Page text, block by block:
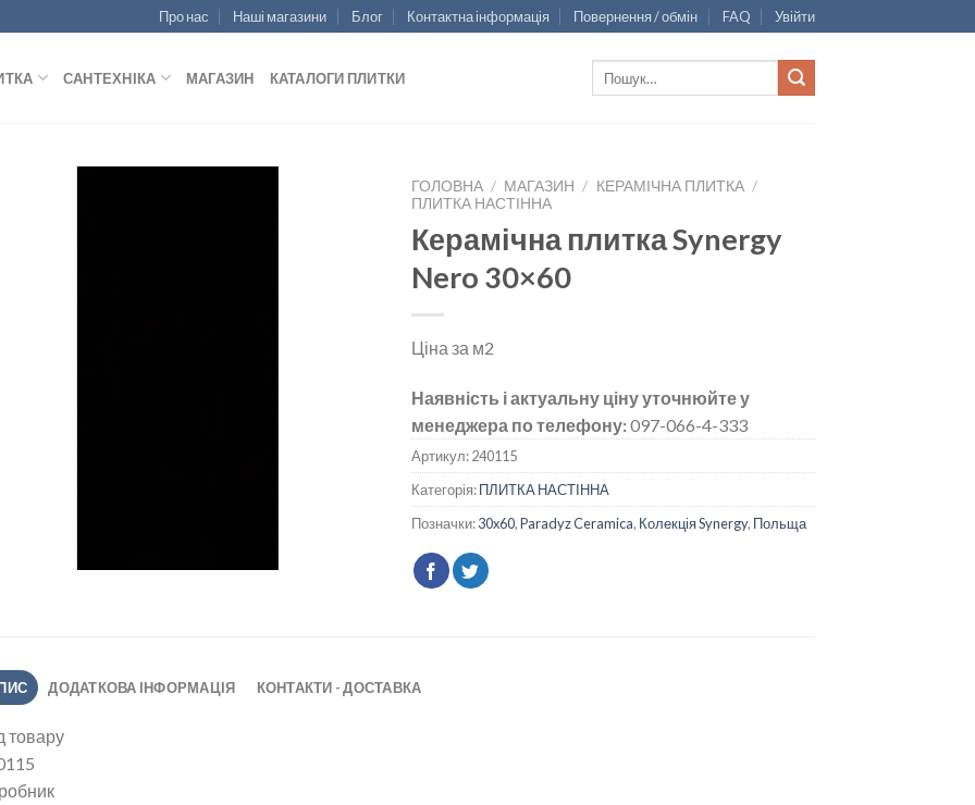
Про нас Наші магазини Блог Контактна інформація Повернення / обмін FAQ Увійти
САНТЕХНІКА МАГАЗИН КАТАЛОГИ ПЛИТКИ
ГОЛОВНА / МАГАЗИН / КЕРАМІЧНА ПЛИТКА /
ПЛИТКА НАСТІННА
Керамічна плитка Synergy
Nero 30×60
Ціна за м2
Наявність і актуальну ціну уточнюйте у
менеджера по телефону:097-066-4-333
Артикул:240115
Категорія:ПЛИТКА НАСТІННА
Позначки:30x60,Paradyz Ceramica, Колекція Synergy, Польща
ДОДАТКОВА ІНФОРМАЦІЯ КОНТАКТИ - ДОСТАВКА
товару